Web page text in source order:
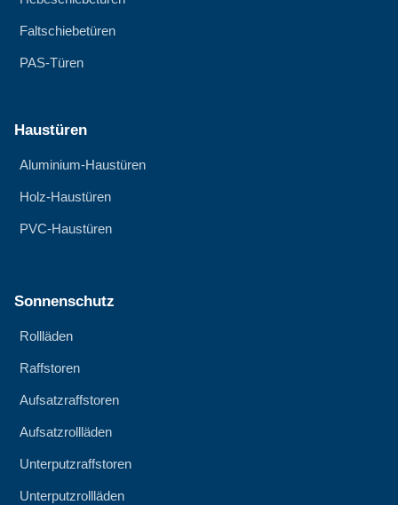
Faltschiebetüren
PAS-Türen
Haustüren
Aluminium-Haustüren
Holz-Haustüren
PVC-Haustüren
Sonnenschutz
Rollläden
Raffstoren
Aufsatzraffstoren
Aufsatzrollläden
Unterputzraffstoren
Unterputzrollläden